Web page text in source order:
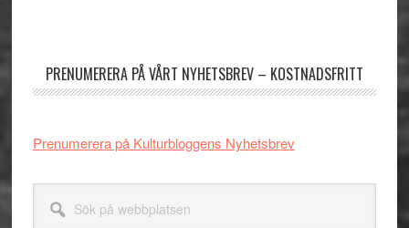
PRENUMERERA PÅ VÅRT NYHETSBREV – KOSTNADSFRITT
Prenumerera på Kulturbloggens Nyhetsbrev